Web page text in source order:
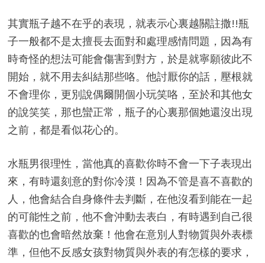
其實瓶子越不在乎的表現，就表示心裏越關註撒!!瓶
子一般都不是太擅長去面對和處理感情問題，因為有
時奇怪的想法可能會傷害到對方，於是就寧願彼此不
開始，就不用去糾結那些咯。他討厭你的話，壓根就
不會理你，更別說偶爾開個小玩笑咯，至於和其他女
的說笑笑，那也蠻正常，瓶子的心裏那個她還沒出現
之前，都是看似花心的。
水瓶男很理性，當他真的喜歡你時不會一下子表現出
來，有時還刻意的對你冷漠！因為不管是喜不喜歡的
人，他會結合自身條件去判斷，在他沒看到能在一起
的可能性之前，他不會沖動去表白，有時遇到自己很
喜歡的也會暗然放棄！他會在意別人對物質與外表標
準，但他不反感女孩對物質與外表的有怎樣的要求，